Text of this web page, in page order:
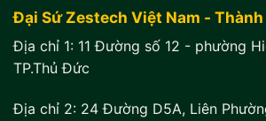
Đại Sứ Zestech Việt Nam -
Địa chỉ 1: 11 Đường số 12 - phường
TP.Thủ Đức
Địa chỉ 2: 24 Đường D5A, Liên